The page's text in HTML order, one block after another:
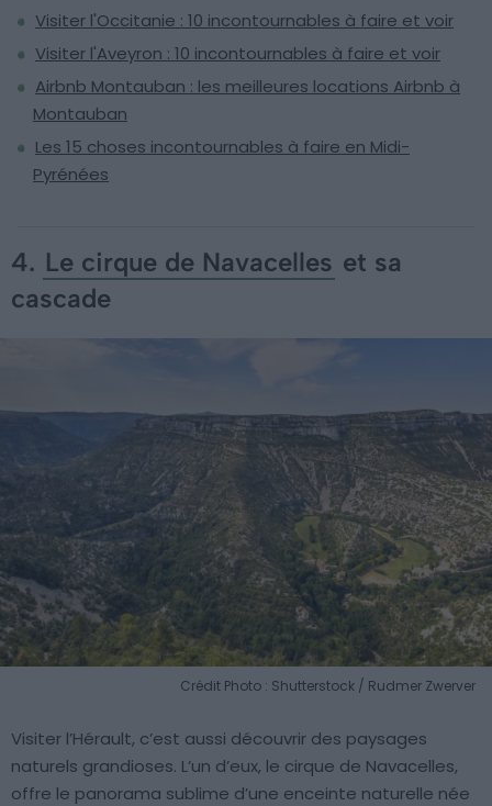
Visiter l'Occitanie : 10 incontournables à faire et voir
Visiter l'Aveyron : 10 incontournables à faire et voir
Airbnb Montauban : les meilleures locations Airbnb à
Montauban
Les 15 choses incontournables à faire en Midi-
Pyrénées
4. Le cirque de Navacelles et sa
cascade
Crédit Photo : Shutterstock / Rudmer Zwerver
Visiter l’Hérault, c’est aussi découvrir des paysages
naturels grandioses. L’un d’eux, le cirque de Navacelles,
offre le panorama sublime d’une enceinte naturelle née